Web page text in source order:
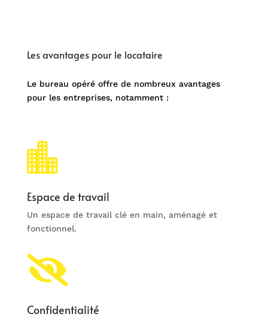
Les avantages pour le locataire
Le bureau opéré offre de nombreux avantages
pour les entreprises, notamment :

Espace de travail
Un espace de travail clé en main, aménagé et
fonctionnel.

Confidentialité